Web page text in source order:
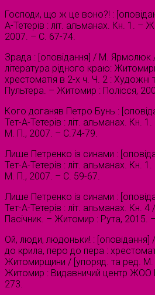
Господи, що ж це воно?! :
А-Тетерів : літ. альманах. Кн. 1. –
2007. – С. 67-74.
Зрада : [оповідання] / М. Ярмолюк
література рідного краю:
хрестоматія в 2-х ч. Ч. 2 : Художні
Пультера. – Житомир : Полісся,
Кого доганяв Петро Бунь :
Тет-А-Тетерів : літ. альманах. Кн.
М. П., 2007. – С.74-79.
Лише Петренко із синами :
Тет-А-Тетерів : літ. альманах. Кн.
М. П., 2007. – С. 59-67.
Лише Петренко із синами :
Тет-А-Тетерів : літ. альманах. Кн.
Пасічник. – Житомир : Рута, 2015.
Ой, люди, людоньки! :
до крила, перо до пера :
Житомирщини / [упоряд. та ред. М.
Житомир : Видавничий центр ЖОО
273.